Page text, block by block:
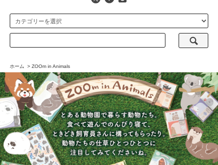
ホーム > ZOOm in Animals